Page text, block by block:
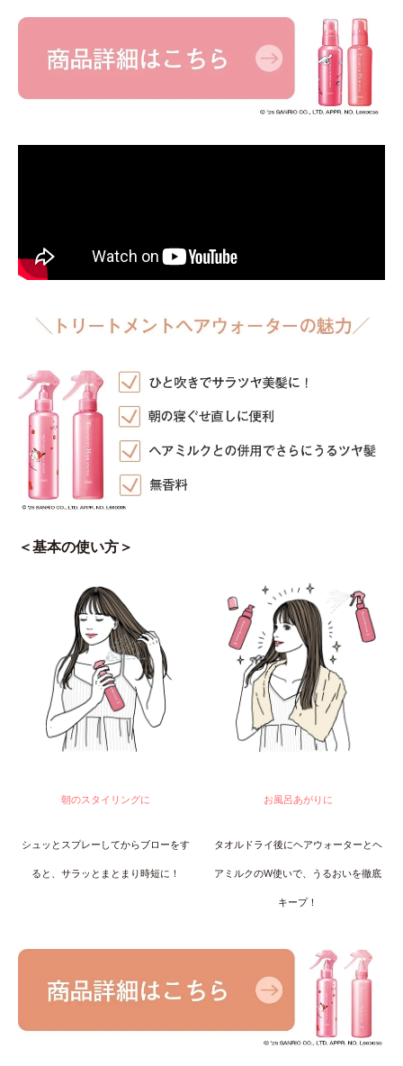
＜基本の使い方＞
朝のスタイリングに
シュッとスプレーしてからブローをす
ると、サラッとまとまり時短に！
お風呂あがりに
タオルドライ後にヘアウォーターとヘ
アミルクのW使いで、うるおいを徹底
キープ！